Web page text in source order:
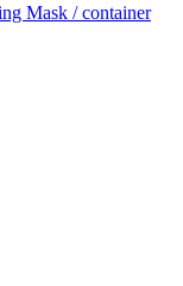
Mask / container